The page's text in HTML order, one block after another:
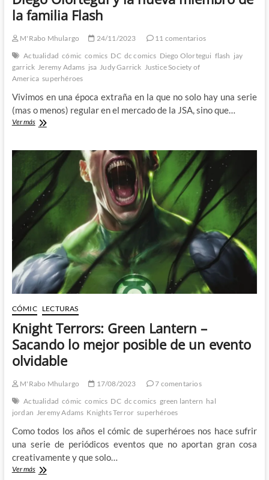
la familia Flash
M'Rabo Mhulargo 24/11/2023
11 comentarios
Actualidad cómic comics DC dc comics Diego Olortegui flash jay
garrick Jeremy Adams jsa Judy Garrick Justice Society of
America superhéroes
Vivimos en una época extraña en la que no solo hay una serie
(mas o menos) regular en el mercado de la JSA, sino que…
Ver másJay
Jeremy
Adams,
Diego
Olortegui
miembro
de
la
familia
Flash
CÓMIC
LECTURAS
Knight Terrors: Green Lantern –
Sacando lo mejor posible de un evento
olvidable
M'Rabo Mhulargo 17/08/2023
7 comentarios
Actualidad cómic comics DC dc comics green lantern hal
jordan Jeremy Adams Knights Terror superhéroes
Como todos los años el cómic de superhéroes nos hace sufrir
una serie de periódicos eventos que no aportan gran cosa
creativamente y que solo…
Ver másKnight